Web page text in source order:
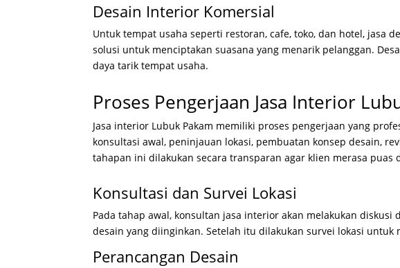
Desain Interior Komersial
Untuk tempat usaha seperti restoran, cafe, toko, dan hotel, jasa
solusi untuk menciptakan suasana yang menarik pelanggan.
daya tarik tempat usaha.
Proses Pengerjaan Jasa Interior
Jasa interior Lubuk Pakam memiliki proses pengerjaan yang
konsultasi awal, peninjauan lokasi, pembuatan konsep desain,
tahapan ini dilakukan secara transparan agar klien merasa puas
Konsultasi dan Survei Lokasi
Pada tahap awal, konsultan jasa interior akan melakukan
desain yang diinginkan. Setelah itu dilakukan survei lokasi
Perancangan Desain